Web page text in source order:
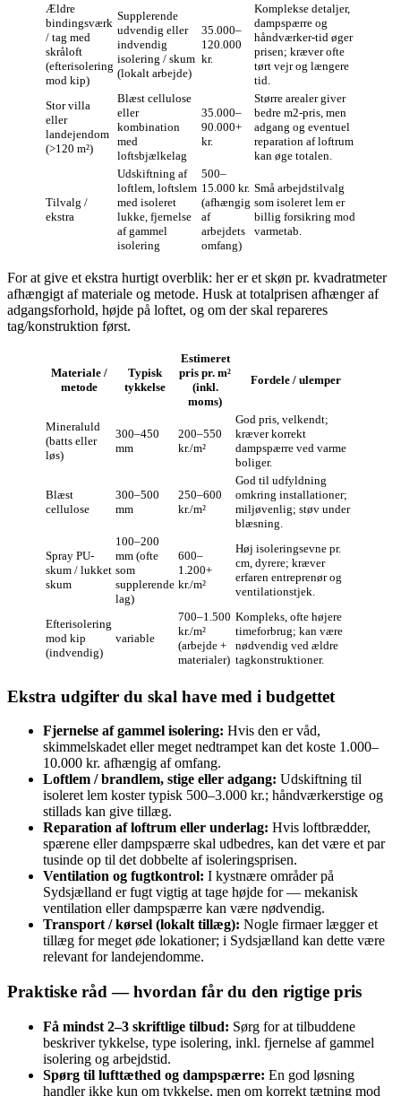
Ældre
bindingsværk
/ tag med
skråloft
(efterisolering
mod kip)
Supplerende
udvendig eller
indvendig
isolering / skum
(lokalt arbejde)
35.000–
120.000
kr.
Komplekse detaljer,
dampspærre og
håndværker-tid øger
prisen; kræver ofte
tørt vejr og længere
tid.
Stor villa
eller
landejendom
(>120 m²)
Blæst cellulose
eller
kombination
med
loftsbjælkelag
35.000–
90.000+
kr.
Større arealer giver
bedre m2-pris, men
adgang og eventuel
reparation af loftrum
kan øge totalen.
Tilvalg /
ekstra
Udskiftning af
loftlem, loftslem
med isoleret
lukke, fjernelse
af gammel
isolering
500–
15.000 kr.
(afhængig
af
arbejdets
omfang)
Små arbejdstilvalg
som isoleret lem er
billig forsikring mod
varmetab.
For at give et ekstra hurtigt overblik: her er et skøn pr. kvadratmeter
afhængigt af materiale og metode. Husk at totalprisen afhænger af
adgangsforhold, højde på loftet, og om der skal repareres
tag/konstruktion først.
Materiale /
metode
Typisk
tykkelse
Estimeret
pris pr. m²
(inkl.
moms)
Fordele / ulemper
Mineraluld
(batts eller
løs)
300–450
mm
200–550
kr./m²
God pris, velkendt;
kræver korrekt
dampspærre ved varme
boliger.
Blæst
cellulose
300–500
mm
250–600
kr./m²
God til udfyldning
omkring installationer;
miljøvenlig; støv under
blæsning.
Spray PU-
skum / lukket
skum
100–200
mm (ofte
som
supplerende
lag)
600–
1.200+
kr./m²
Høj isoleringsevne pr.
cm, dyrere; kræver
erfaren entreprenør og
ventilationstjek.
Efterisolering
mod kip
(indvendig)
variable
700–1.500
kr./m²
(arbejde +
materialer)
Kompleks, ofte højere
timeforbrug; kan være
nødvendig ved ældre
tagkonstruktioner.
Ekstra udgifter du skal have med i budgettet
Fjernelse af gammel isolering: Hvis den er våd,
skimmelskadet eller meget nedtrampet kan det koste 1.000–
10.000 kr. afhængig af omfang.
Loftlem / brandlem, stige eller adgang: Udskiftning til
isoleret lem koster typisk 500–3.000 kr.; håndværkerstige og
stillads kan give tillæg.
Reparation af loftrum eller underlag: Hvis loftbrædder,
spærene eller dampspærre skal udbedres, kan det være et par
tusinde op til det dobbelte af isoleringsprisen.
Ventilation og fugtkontrol: I kystnære områder på
Sydsjælland er fugt vigtig at tage højde for — mekanisk
ventilation eller dampspærre kan være nødvendig.
Transport / kørsel (lokalt tillæg): Nogle firmaer lægger et
tillæg for meget øde lokationer; i Sydsjælland kan dette være
relevant for landejendomme.
Praktiske råd — hvordan får du den rigtige pris
Få mindst 2–3 skriftlige tilbud: Sørg for at tilbuddene
beskriver tykkelse, type isolering, inkl. fjernelse af gammel
isolering og arbejdstid.
Spørg til lufttæthed og dampspærre: En god løsning
handler ikke kun om tykkelse, men om korrekt tætning mod